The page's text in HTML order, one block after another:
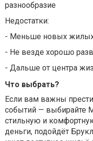
разнообразие
Недостатки:
- Меньше новых
- Не везде хорошо
- Дальше от центра
Что выбрать?
Если вам важны
событий — выбирайте
стильную и
деньги, подойдёт